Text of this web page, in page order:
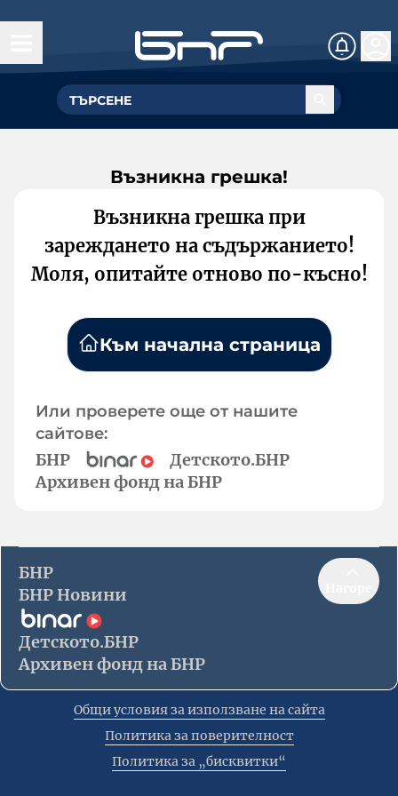
Възникна грешка!
Възникна грешка при
зареждането на съдържанието!
Моля, опитайте отново по-късно!
Към начална страница
Или проверете още от нашите
сайтове:
БНР
Детското.БНР
Архивен фонд на БНР
БНР
БНР Новини
Детското.БНР
Архивен фонд на БНР
Общи условия за използване на сайта
Политика за поверителност
Политика за „бисквитки“